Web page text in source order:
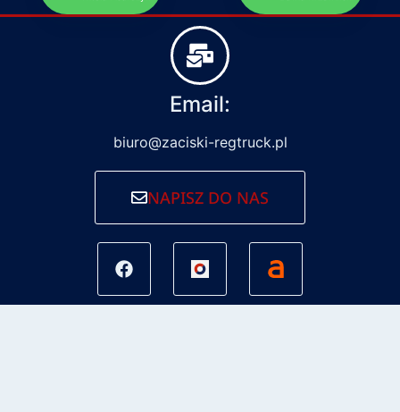
Email:
biuro@zaciski-regtruck.pl
NAPISZ DO NAS